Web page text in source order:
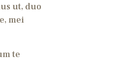
ut, duo
mei
te